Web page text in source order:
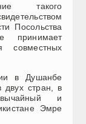
такого
Посольства
принимает
совместных
в Душанбе
двух стран, в
и
Эмре